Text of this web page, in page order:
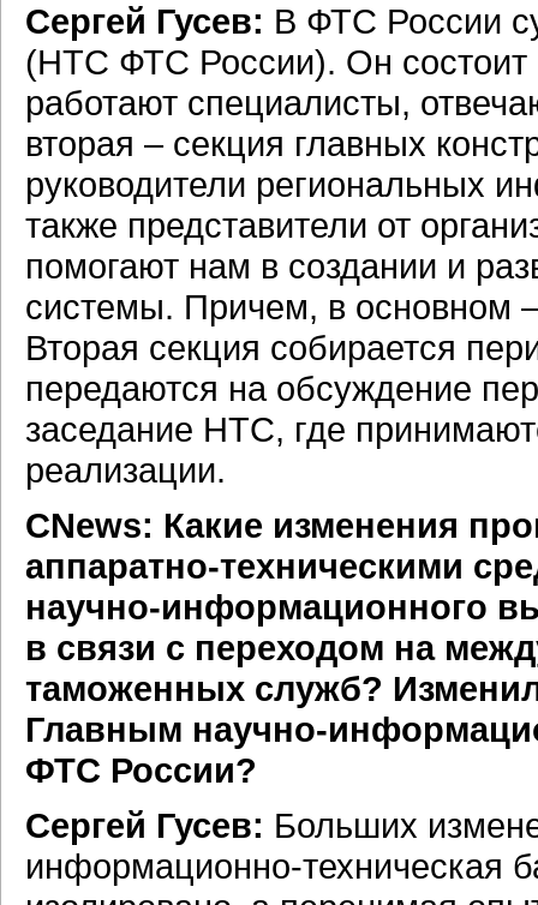
Сергей Гусев: В ФТС России
(НТС ФТС России). Он состоит
работают специалисты,
вторая – секция главных
руководители региональных
также представители от
помогают нам в создании и
системы. Причем, в основном
Вторая секция собирается
передаются на обсуждение
заседание НТС, где
реализации.
CNews: Какие изменения
аппаратно-техническими
научно-информационного
в связи с переходом на
таможенных служб?
Главным научно-
ФТС России?
Сергей Гусев: Больших
информационно-техническая